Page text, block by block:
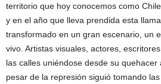
territorio que hoy conocemos como
y en el año que lleva prendida esta
transformado en un gran escenario, un
vivo. Artistas visuales, actores,
las calles uniéndose desde su
pesar de la represión siguió tomando